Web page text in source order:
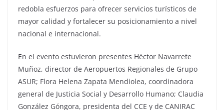
redobla esfuerzos para ofrecer servicios turísticos de
mayor calidad y fortalecer su posicionamiento a nivel
nacional e internacional.
En el evento estuvieron presentes Héctor Navarrete
Muñoz, director de Aeropuertos Regionales de Grupo
ASUR; Flora Helena Zapata Mendiolea, coordinadora
general de Justicia Social y Desarrollo Humano; Claudia
González Góngora, presidenta del CCE y de CANIRAC